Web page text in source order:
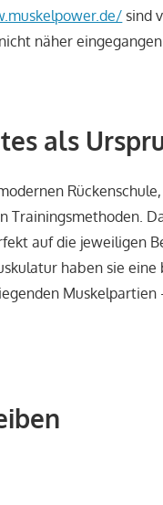
sind
näher
als
Trainingsmethoden.
auf die jeweiligen
haben sie